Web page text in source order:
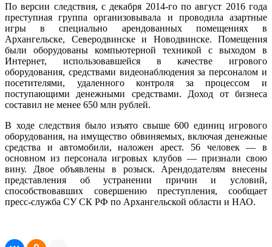
По версии следствия, с декабря 2014-го по август 2016 года
преступная группа организовывала и проводила азартные
игры в специально арендованных помещениях в
Архангельске, Северодвинске и Новодвинске. Помещения
были оборудованы компьютерной техникой с выходом в
Интернет, использовавшейся в качестве игрового
оборудования, средствами видеонаблюдения за персоналом и
посетителями, удаленного контроля за процессом и
поступающими денежными средствами. Доход от бизнеса
составил не менее 650 млн рублей.
В ходе следствия было изъято свыше 600 единиц игрового
оборудования, на имущество обвиняемых, включая денежные
средства и автомобили, наложен арест. 56 человек — в
основном из персонала игровых клубов — признали свою
вину. Двое объявлены в розыск. Арендодателям внесены
представления об устранении причин и условий,
способствовавших совершению преступления, сообщает
пресс-служба СУ СК РФ по Архангельской области и НАО.